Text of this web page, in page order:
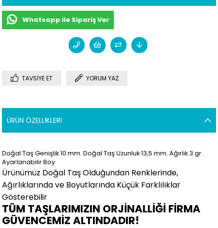
Whatsapp ile Sipariş Ver
TAVSIYE ET YORUM YAZ
ÜRÜN ÖZELLIKLERI
Doğal Taş Genişlik 10 mm. Doğal Taş Uzunluk 13,5 mm. Ağırlık 3 gr.
Ayarlanabilir Boy
Ürünümüz Doğal Taş Olduğundan Renklerinde,
Ağırlıklarında ve Boyutlarında Küçük Farklılıklar
Gösterebilir
TÜM TAŞLARIMIZIN ORJİNALLİĞİ FİRMA
GÜVENCEMİZ ALTINDADIR!